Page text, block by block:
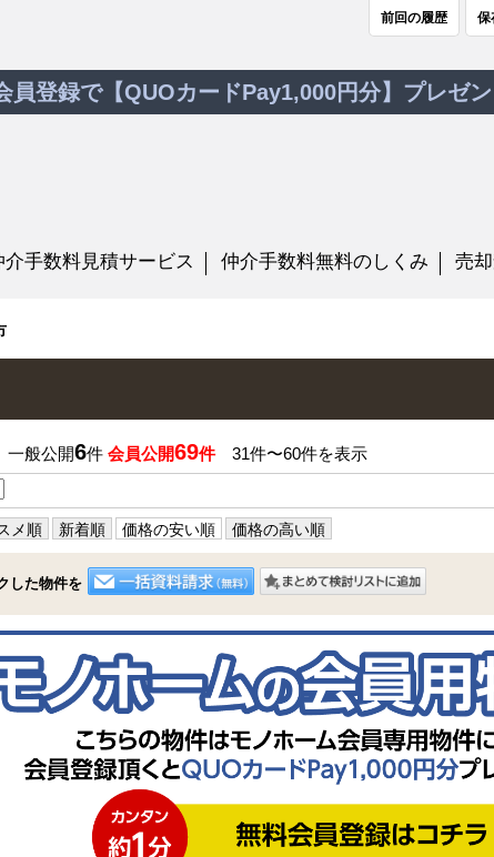
前回の履歴 保
員登録で【QUOカードPay1,000円分】プレゼン
介手数料見積サービス 仲介手数料無料のしくみ 売
一般公開6件 会員公開69件31件〜60件を表示
メ順 新着順 価格の安い順 価格の高い順
した物件を